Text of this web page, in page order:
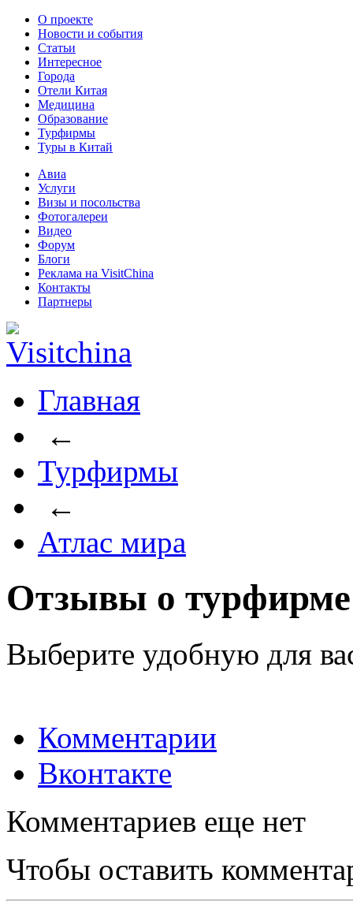
О проекте
Новости и события
Статьи
Интересное
Города
Отели Китая
Медицина
Образование
Турфирмы
Туры в Китай
Авиа
Услуги
Визы и посольства
Фотогалереи
Видео
Форум
Блоги
Реклама на VisitChina
Контакты
Партнеры
Главная
←
Турфирмы
←
Атлас мира
Отзывы о
Выберите удобную для
Комментарии
Вконтакте
Комментариев еще нет
Чтобы оставить